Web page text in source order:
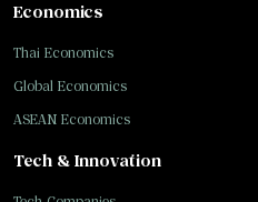
Tech & Innovation
Economics
Thai Economics
Global Economics
ASEAN Economics